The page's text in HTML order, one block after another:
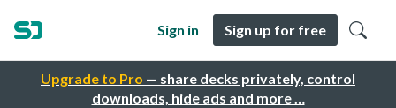
Upgrade to Pro — share decks privately, control
downloads, hide ads and more …
Sign in Sign up for free